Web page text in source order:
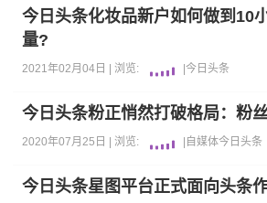
今日头条化妆品新户如何做到10
量?
2021年02月04日 | 浏览: |今日头条
今日头条粉正悄然打破格局：粉
2020年07月25日 | 浏览: 自媒体今日头条
今日头条星图平台正式面向头条